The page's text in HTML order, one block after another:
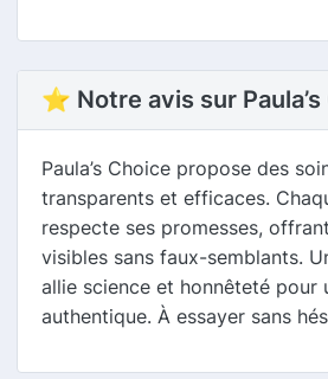
⭐ Notre avis sur
Paula’s Choice propose des
transparents et efficaces.
respecte ses promesses,
visibles sans faux-semblants.
allie science et honnêteté pour
authentique. À essayer sans